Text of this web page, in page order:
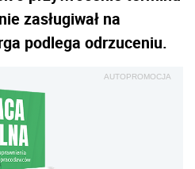
zasługiwał na
podlega odrzuceniu.
AUTOPROMOCJA